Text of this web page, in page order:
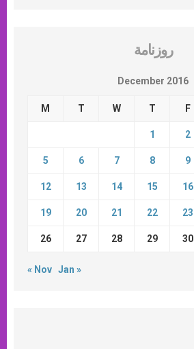
روزنامة
December 2016
M T W T F
1 2
5 6 7 8 9
12 13 14 15 16
19 20 21 22 23
26 27 28 29 30
« Nov Jan »